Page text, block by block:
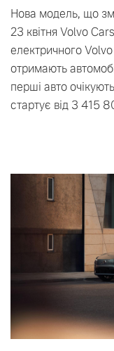
Нова модель, що
23 квітня Volvo
електричного
отримають
перші авто
стартує від 3 415